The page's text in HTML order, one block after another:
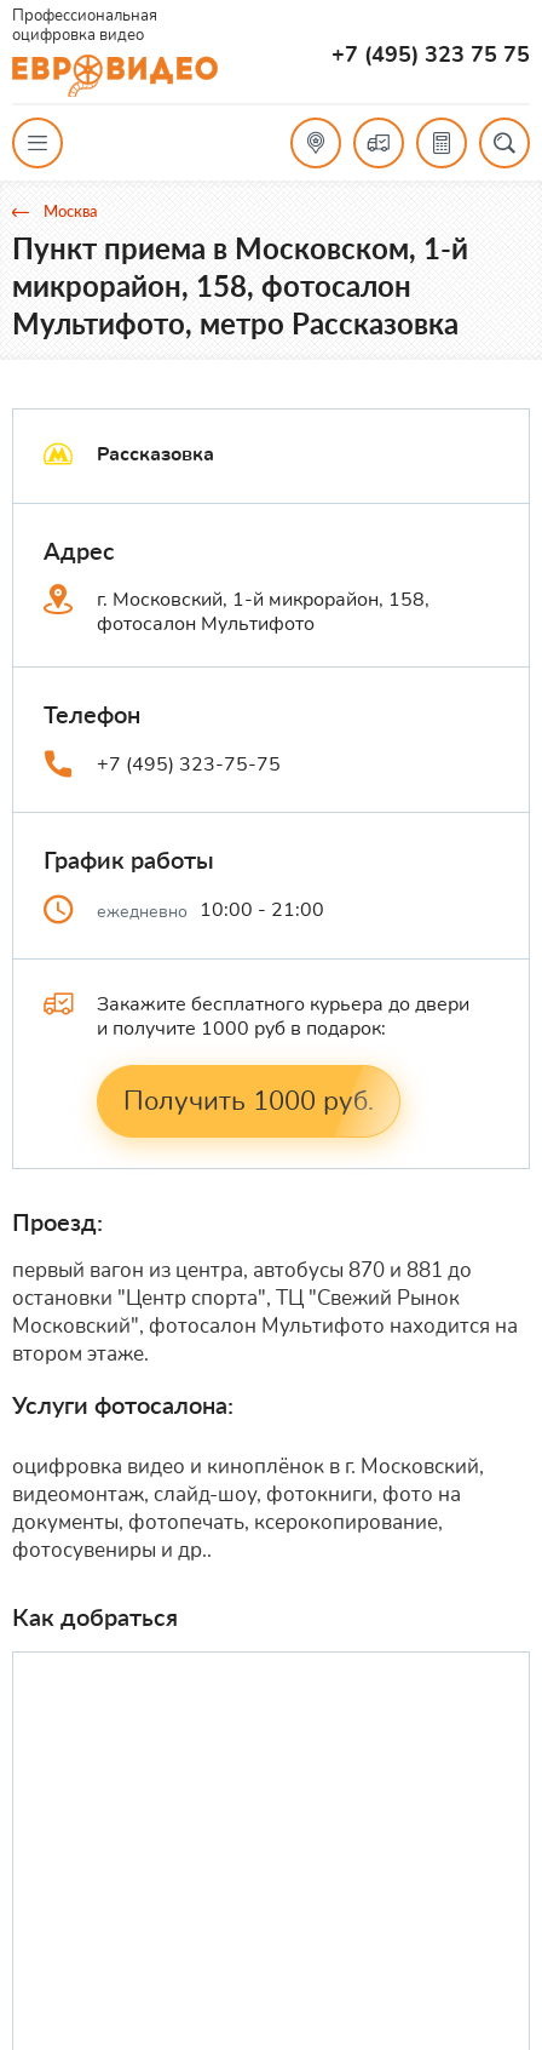
Профессиональная
оцифровка видео
+7 (495) 323 75 75
Москва
Пункт приема в Московском, 1-й
микрорайон, 158, фотосалон
Мультифото, метро Рассказовка
Проезд:
первый вагон из центра, автобусы 870 и 881 до
остановки "Центр спорта", ТЦ "Свежий Рынок
Московский", фотосалон Мультифото находится на
втором этаже.
Услуги фотосалона:
оцифровка видео и киноплёнок в г. Московский,
видеомонтаж, слайд-шоу, фотокниги, фото на
документы, фотопечать, ксерокопирование,
фотосувениры и др..
Как добраться
Рассказовка
Адрес
г. Московский, 1-й микрорайон, 158,
фотосалон Мультифото
Телефон
+7 (495) 323-75-75
График работы
ежедневно 10:00 - 21:00
Закажите бесплатного курьера до двери
и получите 1000 руб в подарок:
Получить 1000 руб.